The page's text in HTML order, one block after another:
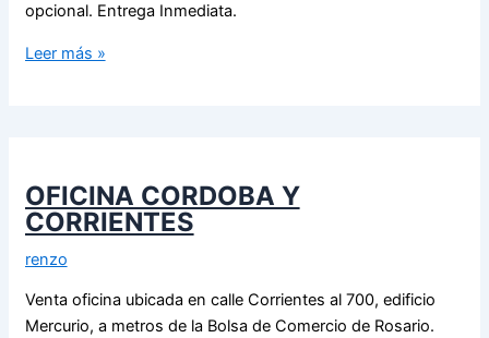
opcional. Entrega Inmediata.
Leer más »
OFICINA CORDOBA Y
CORRIENTES
renzo
Venta oficina ubicada en calle Corrientes al 700, edificio
Mercurio, a metros de la Bolsa de Comercio de Rosario.